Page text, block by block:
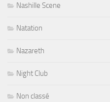
Nashille Scene
Natation
Nazareth
Night Club
Non classé